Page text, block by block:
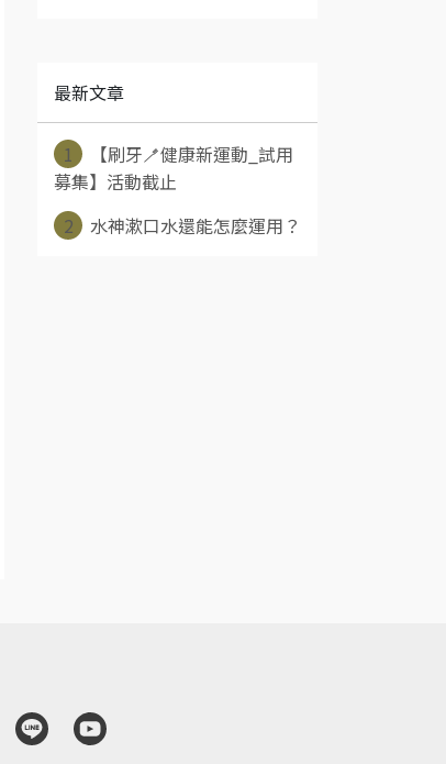
最新文章
1
【刷牙🪥健康新運動_試用
募集】活動截止
2
水神漱口水還能怎麼運用？